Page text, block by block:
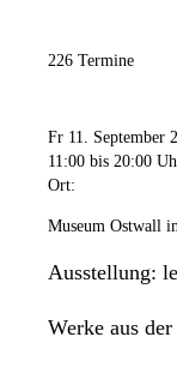
226 Termine
Fr 11. September
11:00 bis 20:00
Ort:
Museum Ostwall
Ausstellung:
Werke aus